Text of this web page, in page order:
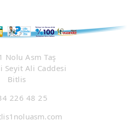
Nolu Asm Taş
Seyit Ali Caddesi
Bitlis
226 48 25